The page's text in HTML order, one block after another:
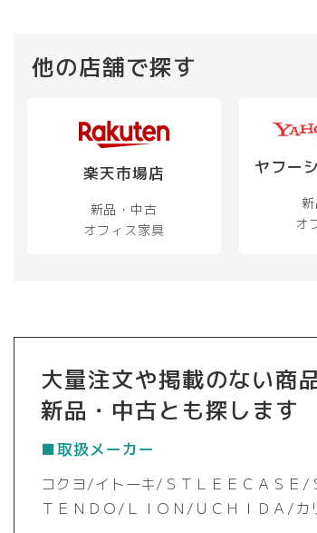
他の店舗で探す
楽天市場店
新品・中古
オフィス家具
ヤフー
オ
大量注文や掲載のない商
新品・中古とも探します
■取扱メーカー
コクヨ/イトーキ/ＳＴＬＥＥＣＡＳＥ
ＴＥＮＤＯ/ＬＩＯＮ/ＵＣＨＩＤＡ/